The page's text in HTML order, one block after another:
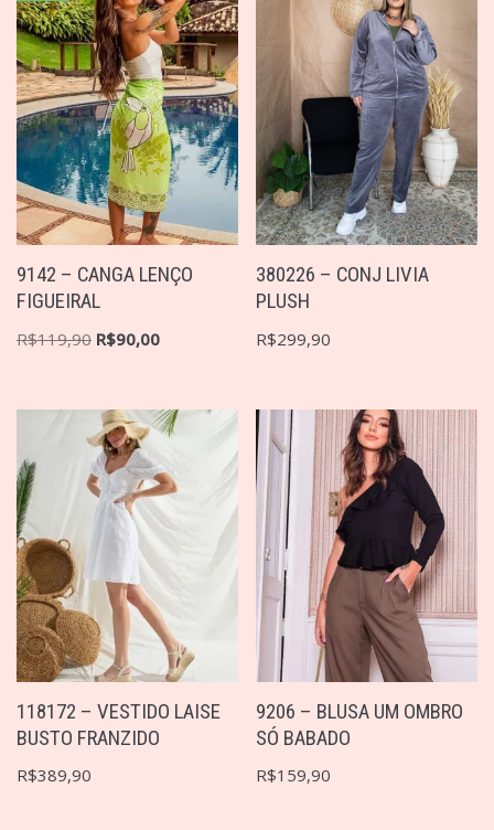
9142 – CANGA LENÇO
FIGUEIRAL
R$119,90 R$90,00
380226 – CONJ LIVIA
PLUSH
R$299,90
118172 – VESTIDO LAISE
BUSTO FRANZIDO
R$389,90
9206 – BLUSA UM OMBRO
SÓ BABADO
R$159,90